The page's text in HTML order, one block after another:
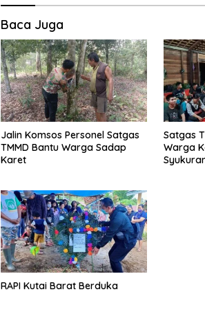
Baca Juga
Jalin Komsos Personel Satgas
TMMD Bantu Warga Sadap
Karet
Satgas
Warga
RAPI Kutai Barat Berduka